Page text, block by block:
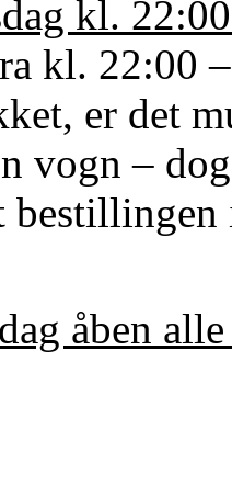
kl.
kl. 22:00
er det
vogn –
åben